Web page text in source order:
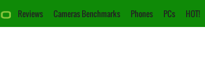
Reviews Cameras Benchmarks Phones PCs HOT!